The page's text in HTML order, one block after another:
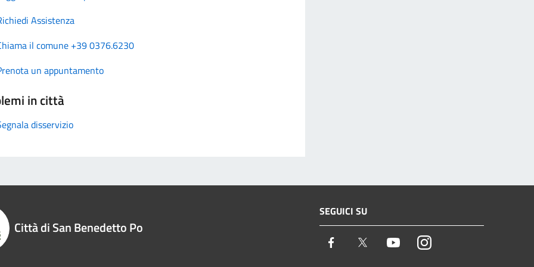
Assistenza
il comune +39 0376.6230
un appuntamento
in città
disservizio
Città di San Benedetto Po
SEGUICI SU
Facebook Twitter YoutubeInstagram